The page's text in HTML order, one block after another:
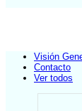
Visión
Contacto
Ver todos